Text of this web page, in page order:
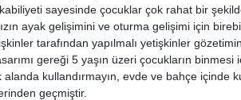
sayesinde çocuklar çok rahat bir
ayak gelişimini ve oturma gelişimi için
tarafından yapılmalı yetişkinler
gereği 5 yaşın üzeri çocukların binmesi
alanda kullandırmayın, evde ve bahçe içinde
geçmiştir.